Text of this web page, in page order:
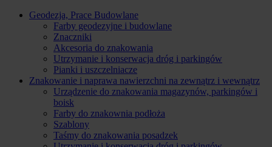
Geodezja, Prace Budowlane
Farby geodezyjne i budowlane
Znaczniki
Akcesoria do znakowania
Utrzymanie i konserwacja dróg i parkingów
Pianki i uszczelniacze
Znakowanie i naprawa nawierzchni na zewnątrz i wewnątrz
Urządzenie do znakowania magazynów, parkingów i
boisk
Farby do znakownia podłoża
Szablony
Taśmy do znakowania posadzek